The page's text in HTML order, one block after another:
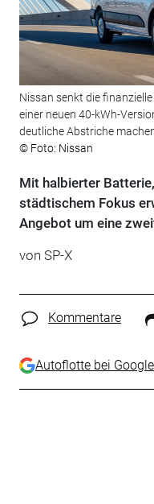
Nissan senkt die
einer neuen 40-kWh-
deutliche Abstriche
© Foto: Nissan
Mit halbierter
städtischem Fokus
Angebot um eine
von SP-X
Kommentare
Autoflotte bei